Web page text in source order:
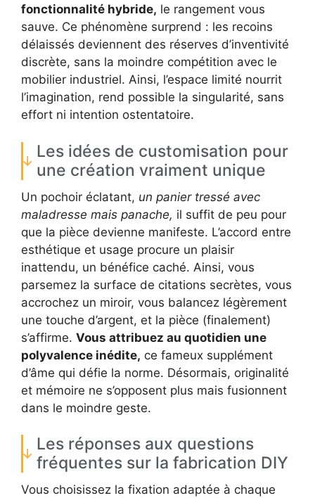
fonctionnalité hybride, le rangement vous
sauve. Ce phénomène surprend : les recoins
délaissés deviennent des réserves d’inventivité
discrète, sans la moindre compétition avec le
mobilier industriel. Ainsi, l’espace limité nourrit
l’imagination, rend possible la singularité, sans
effort ni intention ostentatoire.
Les idées de customisation pour
une création vraiment unique
Un pochoir éclatant, un panier tressé avec
maladresse mais panache, il suffit de peu pour
que la pièce devienne manifeste. L’accord entre
esthétique et usage procure un plaisir
inattendu, un bénéfice caché. Ainsi, vous
parsemez la surface de citations secrètes, vous
accrochez un miroir, vous balancez légèrement
une touche d’argent, et la pièce (finalement)
s’affirme. Vous attribuez au quotidien une
polyvalence inédite, ce fameux supplément
d’âme qui défie la norme. Désormais, originalité
et mémoire ne s’opposent plus mais fusionnent
dans le moindre geste.
Les réponses aux questions
fréquentes sur la fabrication DIY
Vous choisissez la fixation adaptée à chaque